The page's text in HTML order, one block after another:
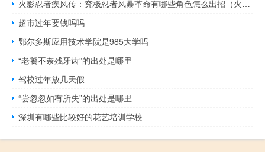
火影忍者疾风传：究极忍者风暴革命有哪些角色怎么出招（火影忍者疾风传：究极忍者风暴革命全部角色人物出招表一览）
超市过年要钱吗吗
鄂尔多斯应用技术学院是985大学吗
“老饕不奈残牙齿”的出处是哪里
驾校过年放几天假
“尝忽忽如有所失”的出处是哪里
深圳有哪些比较好的花艺培训学校